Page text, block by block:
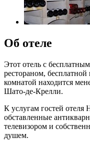
Об отеле
Этот отель с
рестораном,
комнатой находится
Шато-де-Крелли.
К услугам гостей отеля
обставленные
телевизором и
душем.